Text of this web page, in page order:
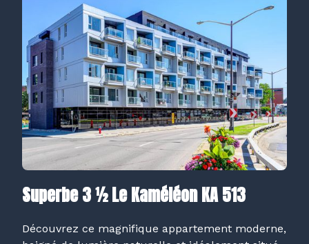
Superbe 3 ½ Le Kaméléon KA 513
Découvrez ce magnifique appartement moderne,